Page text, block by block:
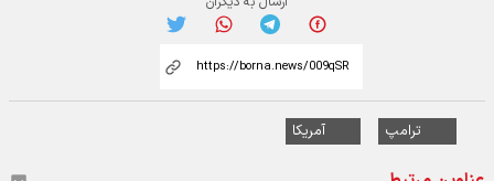
ترامپ آمریکا